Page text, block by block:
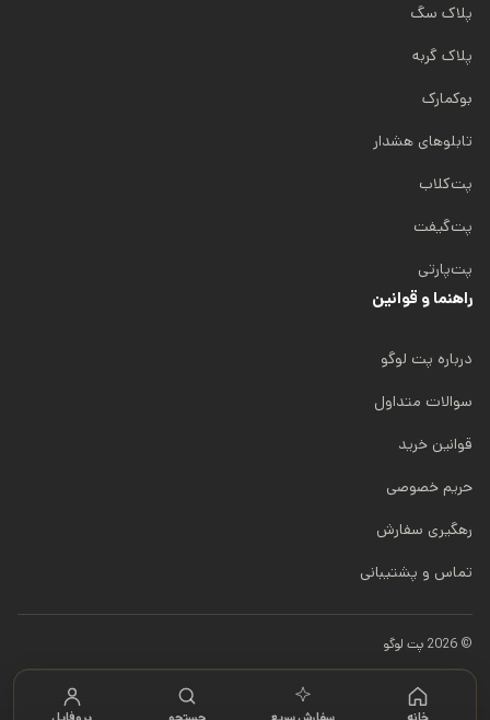
پلاک سگ
پلاک گربه
بوکمارک
تابلوهای هشدار
پت‌کلاب
پت‌گیفت
پت‌پارتی
راهنما و قوانین
درباره پت لوگو
سوالات متداول
قوانین خرید
حریم خصوصی
رهگیری سفارش
تماس و پشتیبانی
© 2026 پت لوگو